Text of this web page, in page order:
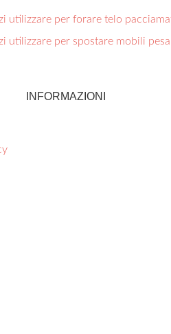
utilizzare per forare telo
utilizzare per spostare mobili
INFORMAZIONI